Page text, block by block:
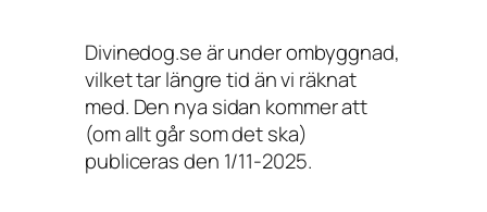
Divinedog.se är under ombyggnad,
vilket tar längre tid än vi räknat
med. Den nya sidan kommer att
(om allt går som det ska)
publiceras den 1/11-2025.